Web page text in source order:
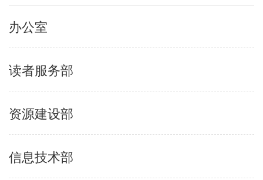
办公室
读者服务部
资源建设部
信息技术部